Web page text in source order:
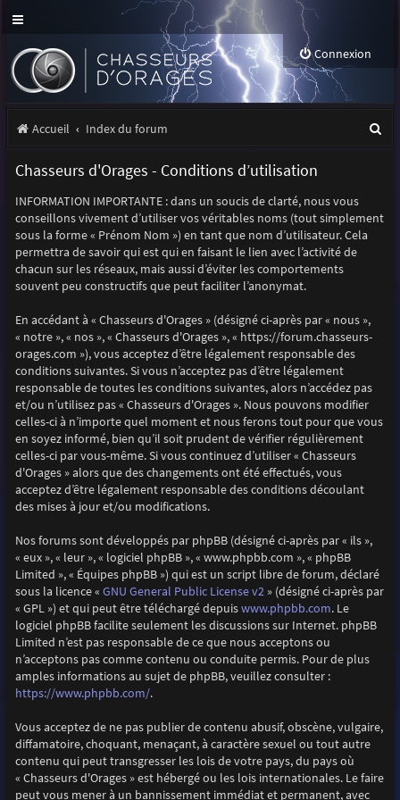
Connexion
Accueil Index du forum
Chasseurs d'Orages - Conditions d’utilisation
INFORMATION IMPORTANTE : dans un soucis de clarté, nous vous
conseillons vivement d’utiliser vos véritables noms (tout simplement
sous la forme « Prénom Nom ») en tant que nom d’utilisateur. Cela
permettra de savoir qui est qui en faisant le lien avec l’activité de
chacun sur les réseaux, mais aussi d’éviter les comportements
souvent peu constructifs que peut faciliter l’anonymat.
En accédant à « Chasseurs d'Orages » (désigné ci-après par « nous »,
« notre », « nos », « Chasseurs d'Orages », « https://forum.chasseurs-
orages.com »), vous acceptez d’être légalement responsable des
conditions suivantes. Si vous n’acceptez pas d’être légalement
responsable de toutes les conditions suivantes, alors n’accédez pas
et/ou n’utilisez pas « Chasseurs d'Orages ». Nous pouvons modifier
celles-ci à n’importe quel moment et nous ferons tout pour que vous
en soyez informé, bien qu’il soit prudent de vérifier régulièrement
celles-ci par vous-même. Si vous continuez d’utiliser « Chasseurs
d'Orages » alors que des changements ont été effectués, vous
acceptez d’être légalement responsable des conditions découlant
des mises à jour et/ou modifications.
Nos forums sont développés par phpBB (désigné ci-après par « ils »,
« eux », « leur », « logiciel phpBB », « www.phpbb.com », « phpBB
Limited », « Équipes phpBB ») qui est un script libre de forum, déclaré
sous la licence « GNU General Public License v2» (désigné ci-après par
« GPL ») et qui peut être téléchargé depuiswww.phpbb.com. Le
logiciel phpBB facilite seulement les discussions sur Internet. phpBB
Limited n’est pas responsable de ce que nous acceptons ou
n’acceptons pas comme contenu ou conduite permis. Pour de plus
amples informations au sujet de phpBB, veuillez consulter :
https://www.phpbb.com/.
Vous acceptez de ne pas publier de contenu abusif, obscène, vulgaire,
diffamatoire, choquant, menaçant, à caractère sexuel ou tout autre
contenu qui peut transgresser les lois de votre pays, du pays où
« Chasseurs d'Orages » est hébergé ou les lois internationales. Le faire
peut vous mener à un bannissement immédiat et permanent, avec